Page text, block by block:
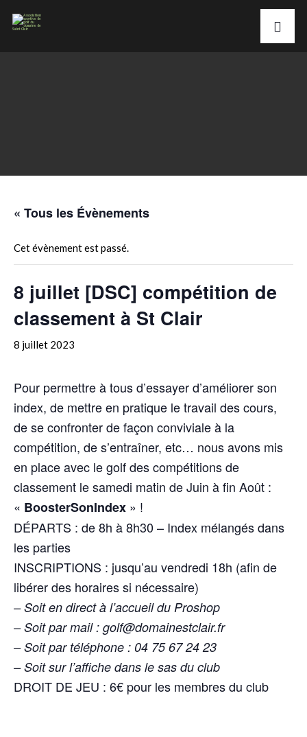
« Tous les Évènements
Cet évènement est passé.
8 juillet [DSC] compétition de
classement à St Clair
8 juillet 2023
Pour permettre à tous d’essayer d’améliorer son
index, de mettre en pratique le travail des cours,
de se confronter de façon conviviale à la
compétition, de s’entraîner, etc… nous avons mis
en place avec le golf des compétitions de
classement le samedi matin de Juin à fin Août :
« BoosterSonIndex » !
DÉPARTS : de 8h à 8h30 – Index mélangés dans
les parties
INSCRIPTIONS : jusqu’au vendredi 18h (afin de
libérer des horaires si nécessaire)
– Soit en direct à l’accueil du Proshop
– Soit par mail : golf@domainestclair.fr
– Soit par téléphone : 04 75 67 24 23
– Soit sur l’affiche dans le sas du club
DROIT DE JEU : 6€ pour les membres du club